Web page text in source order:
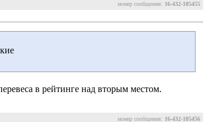
номер сообщения: 16-432-185455
в рейтинге над вторым местом.
номер сообщения: 16-432-185456